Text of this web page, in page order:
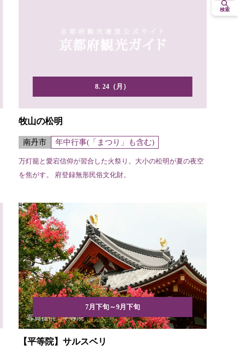
8. 24（月）
牧山の松明
南丹市 年中行事(「まつり」も含む)
万灯籠と愛宕信仰が習合した火祭り。大小の松明が夏の夜空
を焦がす。 府登録無形民俗文化財。
7月下旬～9月下旬
【平等院】サルスベリ
検索